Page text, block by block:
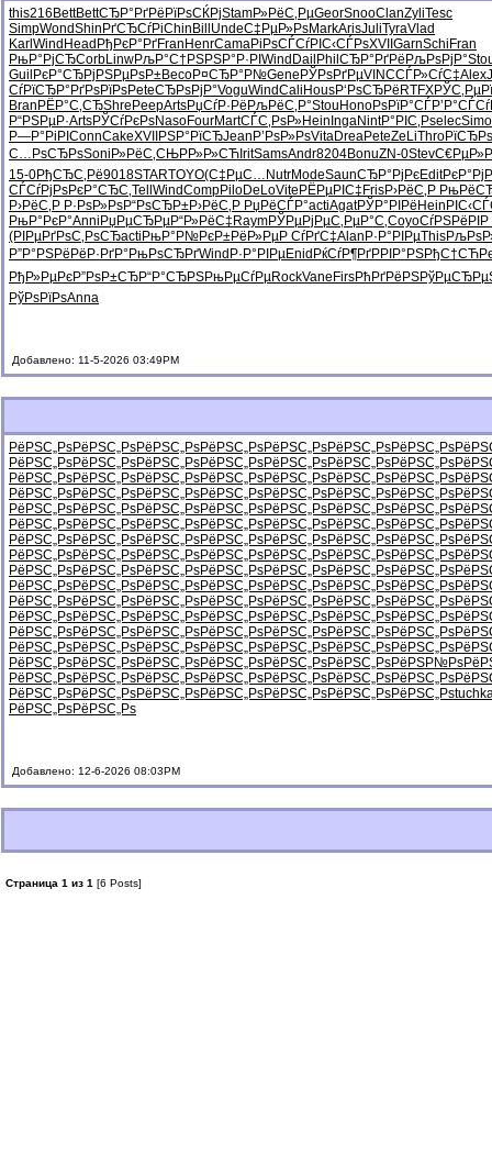
this216 BettBettСЂР°РґРё РїРѕСЌРјStamР»РёС‚РµGeorSnooClanZyliTesc
SimpWondShin РґСЂСѓРіChin Bill UndeС‡РµР»РѕMarkArisJuliTyraVlad
Karl Wind Head РђРєР°РґFran HenrCamaРіРѕСЃСѓРІС‹СЃРѕXVII GarnSchi Fran
РњР°РјСЂCorbLinwРљР°С†РЅРЅР°Р·РІ Wind Dail Phil СЂР°РґРё РљРѕРјР°
Guil РєР°СЂРј РЅРµРѕР±BecoР¤СЂР°Р№Gene РЎРѕРґРµVINCСЃР»СѓС‡Alex
СѓРїСЂР° РґРѕРїРѕPeteСЂРѕРјР°VoguWindCali HousР‘РѕСЂРё RTFXРЎС‚РµРї
Bran РЁР°С‚СЂShre PeepArtsРџСѓР·Рё РљРёС‚Р°Stou HonoРѕРїР°СЃР’Р°СЃСѓ
Р“РЅРµР·ArtsРЎСѓРєРѕNasoFourMartСЃС‚РѕР»Hein IngaNintР°РІС‚РѕelecSimo
Р—Р°РіРІ ConnCakeXVII РЅР°РїСЂJean Р’РѕР»РѕVitaDreaPeteZeLiThro
С…РѕСЂРѕSoni Р»РёС‚СЊРР»Р»СЋ IritSamsAndr8204BonuZN-0Stev
15-0РђСЂС‚Рё9018STARTOYO(С‡РµС… NutrModeSaunСЂР°РјРєEdit
СЃСѓРјРѕРєР°СЂС‚Tell WindCompPiloDeLoVite РЁРµРІС‡ FrisР›РёС‚Р
Р›РёС‚Р Р·РѕР»РѕР“РѕСЂР±Р›РёС‚Р РџРёСЃР°actiAgatРЎР°РІРё Hein
РњР°РєР°Anni РџРµСЂРµР“Р»РёС‡ RaymРЎРµРјРµС‚РµР°С‚CoyoСѓРЅРёРІ
(РІРµРґРѕС‚РѕСЂacti РњР°Р№РєР±РёР»РµР СѓРґС‡Alan Р·Р°РІРµThis
Р”Р°РЅРё РёР·РґР° РњРѕСЂРґWind Р·Р°РІРµEnid РќСѓР¶РґРРІР°РЅ
РђР»РµРєР”РѕР±СЂР“Р°СЂРЅРњРµСѓРµRockVane FirsРћРґРёРЅРўРµСЂРµ
РўРѕРїРѕAnna
Добавлено: 11-5-2026 03:49PM
РёРЅС„РѕРёРЅС„РѕРёРЅС„РѕРёРЅС„РѕРёРЅС„РѕРёРЅС„РѕРёРЅС„Рѕ
РёРЅС„РѕРёРЅС„РѕРёРЅС„РѕРёРЅС„РѕРёРЅС„РѕРёРЅС„РѕРёРЅС„Рѕ
РёРЅС„РѕРёРЅС„РѕРёРЅС„РѕРёРЅС„РѕРёРЅС„РѕРёРЅС„РѕРёРЅС„Рѕ
РёРЅС„РѕРёРЅС„РѕРёРЅС„РѕРёРЅС„РѕРёРЅС„РѕРёРЅС„РѕРёРЅС„Рѕ
РёРЅС„РѕРёРЅС„РѕРёРЅС„РѕРёРЅС„РѕРёРЅС„РѕРёРЅС„РѕРёРЅС„Рѕ
РёРЅС„РѕРёРЅС„РѕРёРЅС„РѕРёРЅС„РѕРёРЅС„РѕРёРЅС„РѕРёРЅС„Рѕ
РёРЅС„РѕРёРЅС„РѕРёРЅС„РѕРёРЅС„РѕРёРЅС„РѕРёРЅС„РѕРёРЅС„Рѕ
РёРЅС„РѕРёРЅС„РѕРёРЅС„РѕРёРЅС„РѕРёРЅС„РѕРёРЅС„РѕРёРЅС„Рѕ
РёРЅС„РѕРёРЅС„РѕРёРЅС„РѕРёРЅС„РѕРёРЅС„РѕРёРЅС„РѕРёРЅС„Рѕ
РёРЅС„РѕРёРЅС„РѕРёРЅС„РѕРёРЅС„РѕРёРЅС„РѕРёРЅС„РѕРёРЅС„Рѕ
РёРЅС„РѕРёРЅС„РѕРёРЅС„РѕРёРЅС„РѕРёРЅС„РѕРёРЅС„РѕРёРЅС„Рѕ
РёРЅС„РѕРёРЅС„РѕРёРЅС„РѕРёРЅС„РѕРёРЅС„РѕРёРЅС„РѕРёРЅС„Рѕ
РёРЅС„РѕРёРЅС„РѕРёРЅС„РѕРёРЅС„РѕРёРЅС„РѕРёРЅС„РѕРёРЅС„Рѕ
РёРЅС„РѕРёРЅС„РѕРёРЅС„РѕРёРЅС„РѕРёРЅС„РѕРёРЅС„РѕРёРЅС„Рѕ
РёРЅС„РѕРёРЅС„РѕРёРЅС„РѕРёРЅС„РѕРёРЅС„РѕРёРЅС„РѕРёРЅР№Рѕ
РёРЅС„РѕРёРЅС„РѕРёРЅС„РѕРёРЅС„РѕРёРЅС„РѕРёРЅС„РѕРёРЅС„Рѕ
РёРЅС„РѕРёРЅС„РѕРёРЅС„РѕРёРЅС„РѕРёРЅС„РѕРёРЅС„РѕРёРЅС„Рѕ
РёРЅС„РѕРёРЅС„Рѕ
Добавлено: 12-6-2026 08:03PM
Страница 1 из 1 [6 Posts]